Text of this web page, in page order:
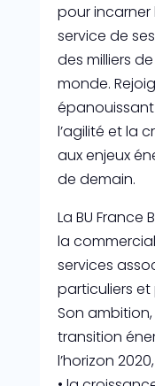
pour incarner
service de
des milliers
monde.
l’agilité et la
aux enjeux
de demain.
La BU
la
services
particuliers et
Son
transition
l’horizon